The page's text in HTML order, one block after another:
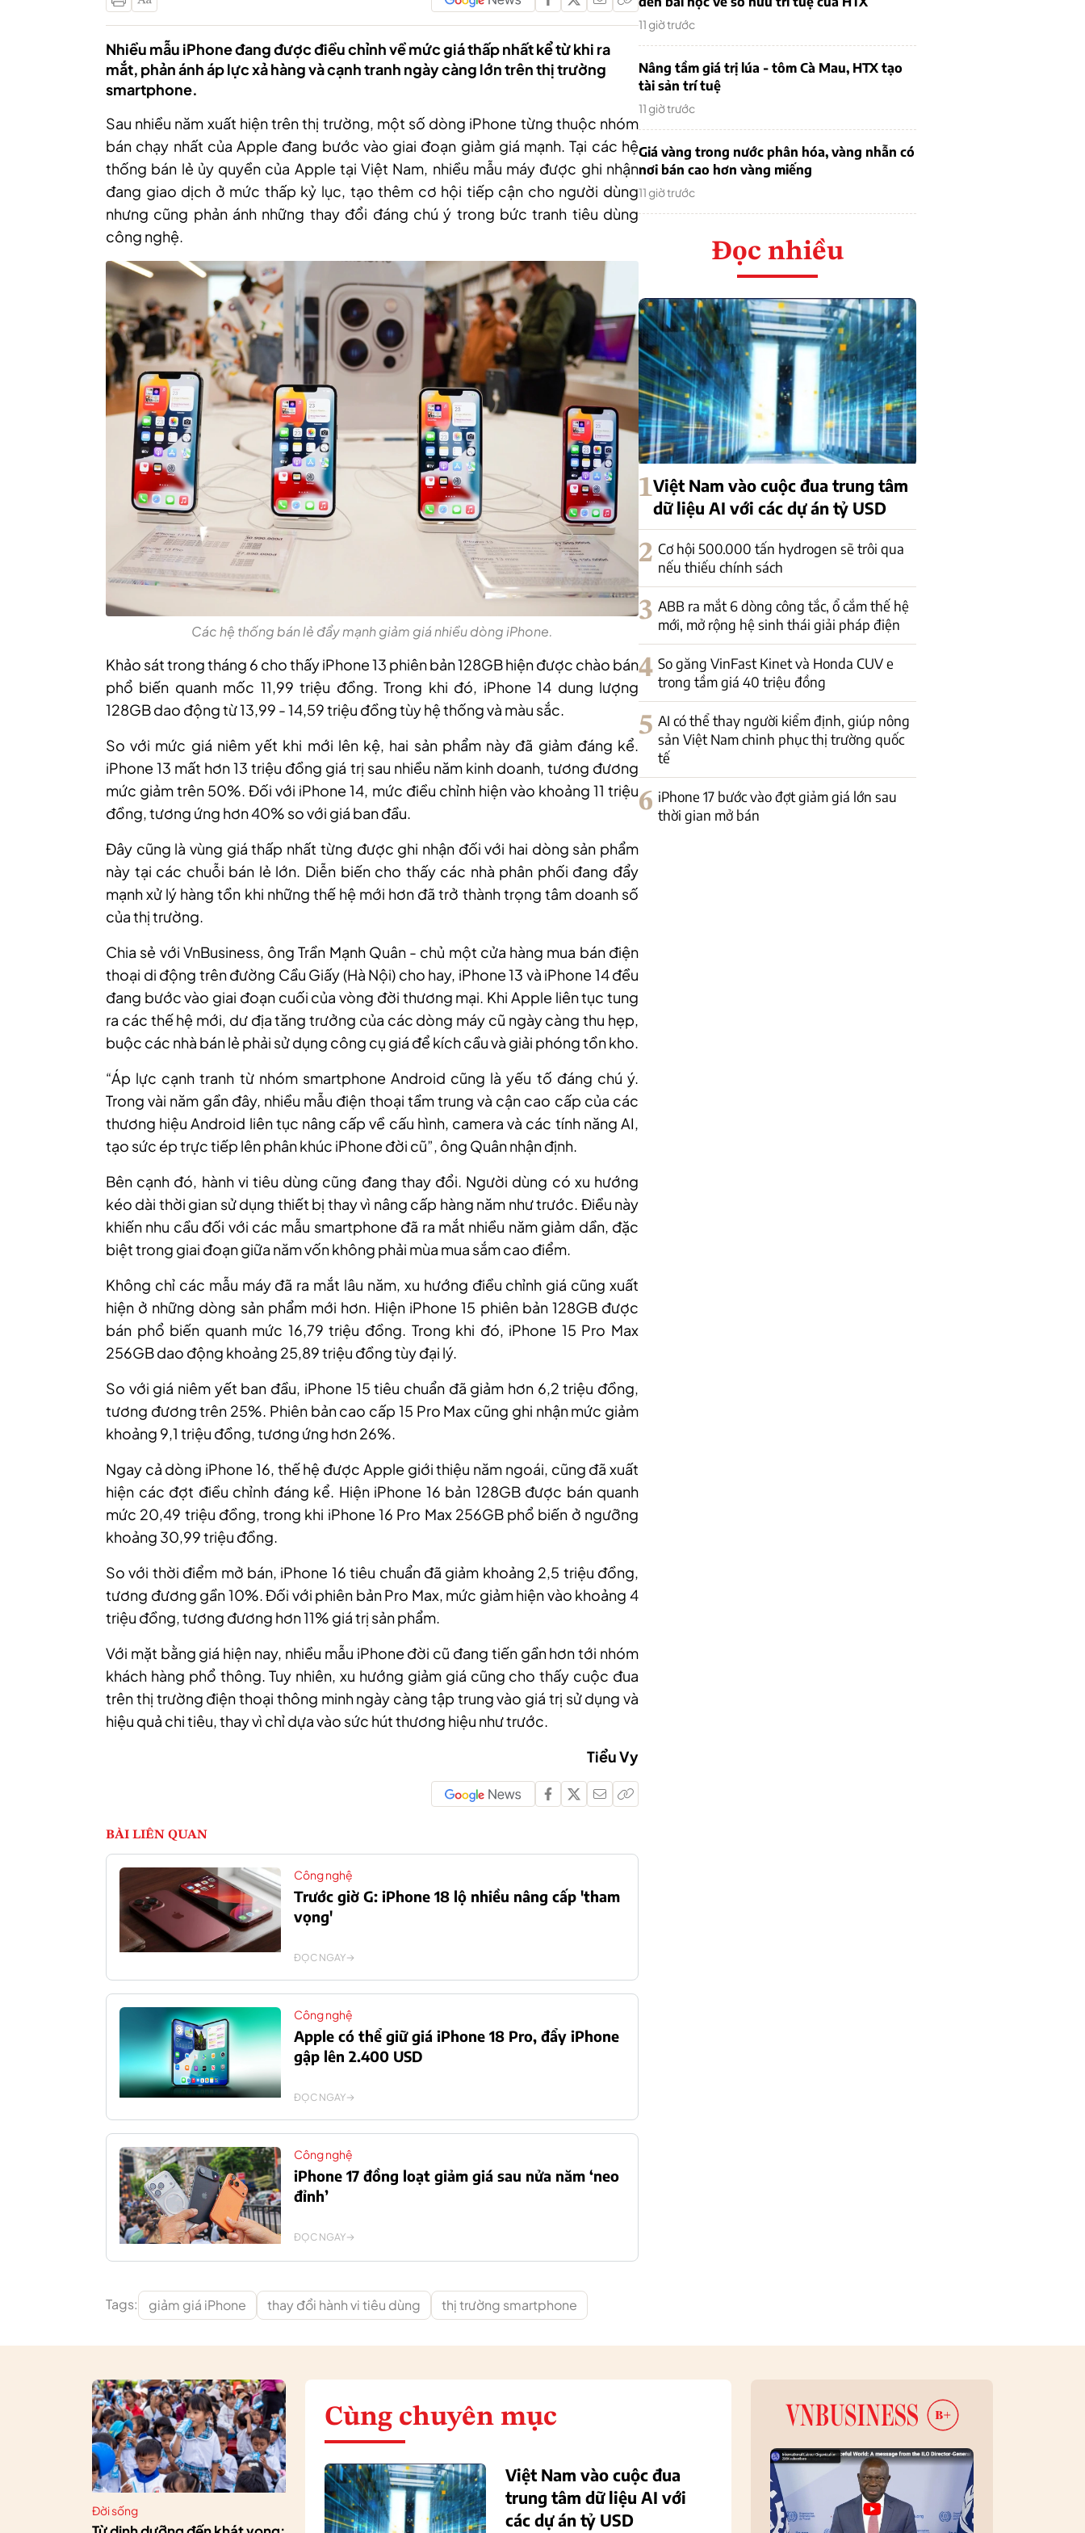
Nhiều mẫu iPhone đang được điều chỉnh về mức giá thấp nhất kể từ khi ra
mắt, phản ánh áp lực xả hàng và cạnh tranh ngày càng lớn trên thị trường
smartphone.
Sau nhiều năm xuất hiện trên thị trường, một số dòng iPhone từng thuộc nhóm
bán chạy nhất của Apple đang bước vào giai đoạn giảm giá mạnh. Tại các hệ
thống bán lẻ ủy quyền của Apple tại Việt Nam, nhiều mẫu máy được ghi nhận
đang giao dịch ở mức thấp kỷ lục, tạo thêm cơ hội tiếp cận cho người dùng
nhưng cũng phản ánh những thay đổi đáng chú ý trong bức tranh tiêu dùng
công nghệ.
Các hệ thống bán lẻ đẩy mạnh giảm giá nhiều dòng iPhone.
Khảo sát trong tháng 6 cho thấy iPhone 13 phiên bản 128GB hiện được chào bán
phổ biến quanh mốc 11,99 triệu đồng. Trong khi đó, iPhone 14 dung lượng
128GB dao động từ 13,99 - 14,59 triệu đồng tùy hệ thống và màu sắc.
So với mức giá niêm yết khi mới lên kệ, hai sản phẩm này đã giảm đáng kể.
iPhone 13 mất hơn 13 triệu đồng giá trị sau nhiều năm kinh doanh, tương đương
mức giảm trên 50%. Đối với iPhone 14, mức điều chỉnh hiện vào khoảng 11 triệu
đồng, tương ứng hơn 40% so với giá ban đầu.
Đây cũng là vùng giá thấp nhất từng được ghi nhận đối với hai dòng sản phẩm
này tại các chuỗi bán lẻ lớn. Diễn biến cho thấy các nhà phân phối đang đẩy
mạnh xử lý hàng tồn khi những thế hệ mới hơn đã trở thành trọng tâm doanh số
của thị trường.
Chia sẻ với VnBusiness, ông Trần Mạnh Quân - chủ một cửa hàng mua bán điện
thoại di động trên đường Cầu Giấy (Hà Nội) cho hay, iPhone 13 và iPhone 14 đều
đang bước vào giai đoạn cuối của vòng đời thương mại. Khi Apple liên tục tung
ra các thế hệ mới, dư địa tăng trưởng của các dòng máy cũ ngày càng thu hẹp,
buộc các nhà bán lẻ phải sử dụng công cụ giá để kích cầu và giải phóng tồn kho.
“Áp lực cạnh tranh từ nhóm smartphone Android cũng là yếu tố đáng chú ý.
Trong vài năm gần đây, nhiều mẫu điện thoại tầm trung và cận cao cấp của các
thương hiệu Android liên tục nâng cấp về cấu hình, camera và các tính năng AI,
tạo sức ép trực tiếp lên phân khúc iPhone đời cũ”, ông Quân nhận định.
Bên cạnh đó, hành vi tiêu dùng cũng đang thay đổi. Người dùng có xu hướng
kéo dài thời gian sử dụng thiết bị thay vì nâng cấp hàng năm như trước. Điều này
khiến nhu cầu đối với các mẫu smartphone đã ra mắt nhiều năm giảm dần, đặc
biệt trong giai đoạn giữa năm vốn không phải mùa mua sắm cao điểm.
Không chỉ các mẫu máy đã ra mắt lâu năm, xu hướng điều chỉnh giá cũng xuất
hiện ở những dòng sản phẩm mới hơn. Hiện iPhone 15 phiên bản 128GB được
bán phổ biến quanh mức 16,79 triệu đồng. Trong khi đó, iPhone 15 Pro Max
256GB dao động khoảng 25,89 triệu đồng tùy đại lý.
So với giá niêm yết ban đầu, iPhone 15 tiêu chuẩn đã giảm hơn 6,2 triệu đồng,
tương đương trên 25%. Phiên bản cao cấp 15 Pro Max cũng ghi nhận mức giảm
khoảng 9,1 triệu đồng, tương ứng hơn 26%.
Ngay cả dòng iPhone 16, thế hệ được Apple giới thiệu năm ngoái, cũng đã xuất
hiện các đợt điều chỉnh đáng kể. Hiện iPhone 16 bản 128GB được bán quanh
mức 20,49 triệu đồng, trong khi iPhone 16 Pro Max 256GB phổ biến ở ngưỡng
khoảng 30,99 triệu đồng.
So với thời điểm mở bán, iPhone 16 tiêu chuẩn đã giảm khoảng 2,5 triệu đồng,
tương đương gần 10%. Đối với phiên bản Pro Max, mức giảm hiện vào khoảng 4
triệu đồng, tương đương hơn 11% giá trị sản phẩm.
Với mặt bằng giá hiện nay, nhiều mẫu iPhone đời cũ đang tiến gần hơn tới nhóm
khách hàng phổ thông. Tuy nhiên, xu hướng giảm giá cũng cho thấy cuộc đua
trên thị trường điện thoại thông minh ngày càng tập trung vào giá trị sử dụng và
hiệu quả chi tiêu, thay vì chỉ dựa vào sức hút thương hiệu như trước.
Tiểu Vy
BÀI LIÊN QUAN
Công nghệ
Trước giờ G: iPhone 18 lộ nhiều nâng cấp 'tham
vọng'
ĐỌC NGAY
Công nghệ
Apple có thể giữ giá iPhone 18 Pro, đẩy iPhone
gập lên 2.400 USD
ĐỌC NGAY
Công nghệ
iPhone 17 đồng loạt giảm giá sau nửa năm ‘neo
đỉnh’
ĐỌC NGAY
Tags: giảm giá iPhone thay đổi hành vi tiêu dùng thị trường smartphone
11 giờ trước
Nâng tầm giá trị lúa - tôm Cà Mau, HTX tạo
tài sản trí tuệ
11 giờ trước
Giá vàng trong nước phân hóa, vàng nhẫn có
nơi bán cao hơn vàng miếng
11 giờ trước
Đọc nhiều
1Việt Nam vào cuộc đua trung tâm
dữ liệu AI với các dự án tỷ USD
2 Cơ hội 500.000 tấn hydrogen sẽ trôi qua
nếu thiếu chính sách
3 ABB ra mắt 6 dòng công tắc, ổ cắm thế hệ
mới, mở rộng hệ sinh thái giải pháp điện
4 So găng VinFast Kinet và Honda CUV e
trong tầm giá 40 triệu đồng
5 AI có thể thay người kiểm định, giúp nông
sản Việt Nam chinh phục thị trường quốc
tế
6 iPhone 17 bước vào đợt giảm giá lớn sau
thời gian mở bán
Đời sống
Cùng chuyên mục
Việt Nam vào cuộc đua
trung tâm dữ liệu AI với
các dự án tỷ USD